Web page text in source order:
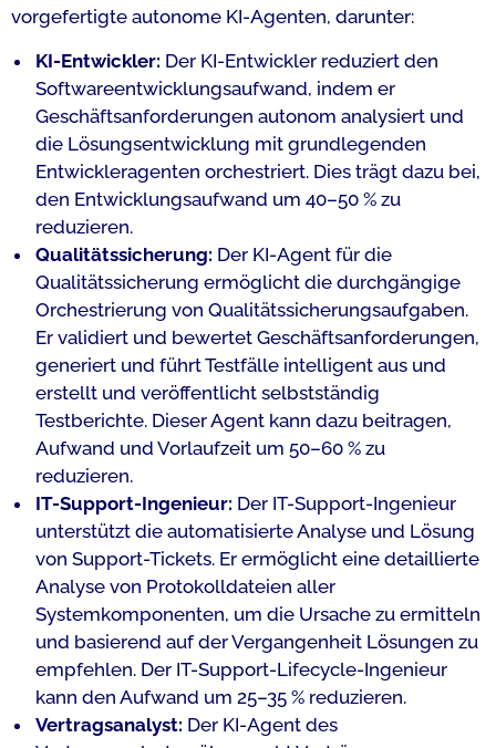
vorgefertigte autonome KI-Agenten, darunter:
KI-Entwickler: Der KI-Entwickler reduziert den
Softwareentwicklungsaufwand, indem er
Geschäftsanforderungen autonom analysiert und
die Lösungsentwicklung mit grundlegenden
Entwickleragenten orchestriert. Dies trägt dazu bei,
den Entwicklungsaufwand um 40–50 % zu
reduzieren.
Qualitätssicherung: Der KI-Agent für die
Qualitätssicherung ermöglicht die durchgängige
Orchestrierung von Qualitätssicherungsaufgaben.
Er validiert und bewertet Geschäftsanforderungen,
generiert und führt Testfälle intelligent aus und
erstellt und veröffentlicht selbstständig
Testberichte. Dieser Agent kann dazu beitragen,
Aufwand und Vorlaufzeit um 50–60 % zu
reduzieren.
IT-Support-Ingenieur: Der IT-Support-Ingenieur
unterstützt die automatisierte Analyse und Lösung
von Support-Tickets. Er ermöglicht eine detaillierte
Analyse von Protokolldateien aller
Systemkomponenten, um die Ursache zu ermitteln
und basierend auf der Vergangenheit Lösungen zu
empfehlen. Der IT-Support-Lifecycle-Ingenieur
kann den Aufwand um 25–35 % reduzieren.
Vertragsanalyst: Der KI-Agent des